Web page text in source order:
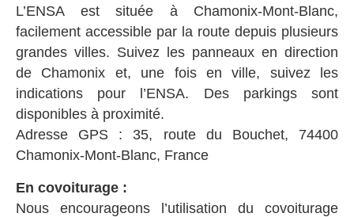
L’ENSA est située à Chamonix-Mont-Blanc,
facilement accessible par la route depuis plusieurs
grandes villes. Suivez les panneaux en direction
de Chamonix et, une fois en ville, suivez les
indications pour l’ENSA. Des parkings sont
disponibles à proximité.
Adresse GPS : 35, route du Bouchet, 74400
Chamonix-Mont-Blanc, France
En covoiturage :
Nous encourageons l’utilisation du covoiturage